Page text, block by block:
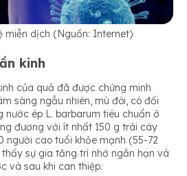
miễn dịch (Nguồn: Internet)
kinh
của quả đã được chứng minh
sàng ngẫu nhiên, mù đôi, có đối
nước ép L. barbarum tiêu chuẩn ở
đương với ít nhất 150 g trái cây
người cao tuổi khỏe mạnh (55-72
sự gia tăng trí nhớ ngắn hạn và
và sau khi can thiệp.